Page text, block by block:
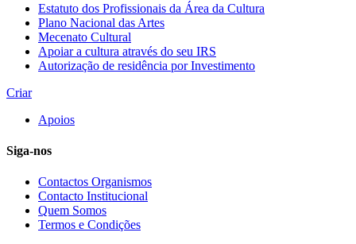
Estatuto dos Profissionais da Área da Cultura
Plano Nacional das Artes
Mecenato Cultural
Apoiar a cultura através do seu IRS
Autorização de residência por Investimento
Criar
Apoios
Siga-nos
Contactos Organismos
Contacto Institucional
Quem Somos
Termos e Condições